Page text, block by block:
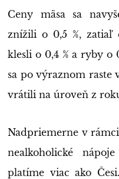
Ceny mäsa sa
znížili o 0,5 %, zatiaľ
klesli o 0,4 % a ryby o
sa po výraznom raste
vrátili na úroveň z
Nadpriemerne v
nealkoholické
platíme viac ako